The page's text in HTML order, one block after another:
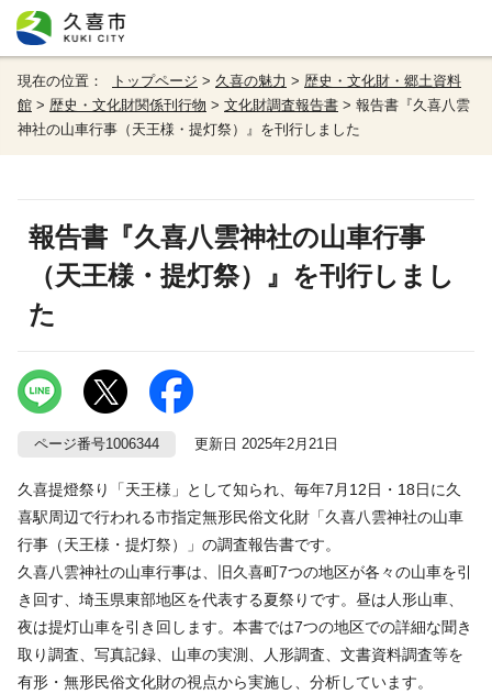
現在の位置： トップページ > 久喜の魅力 > 歴史・文化財・郷土資料
館 > 歴史・文化財関係刊行物 > 文化財調査報告書 > 報告書『久喜八雲
神社の山車行事（天王様・提灯祭）』を刊行しました
報告書『久喜八雲神社の山車行事
（天王様・提灯祭）』を刊行しまし
た
ページ番号1006344 更新日 2025年2月21日
久喜提燈祭り「天王様」として知られ、毎年7月12日・18日に久
喜駅周辺で行われる市指定無形民俗文化財「久喜八雲神社の山車
行事（天王様・提灯祭）」の調査報告書です。
久喜八雲神社の山車行事は、旧久喜町7つの地区が各々の山車を引
き回す、埼玉県東部地区を代表する夏祭りです。昼は人形山車、
夜は提灯山車を引き回します。本書では7つの地区での詳細な聞き
取り調査、写真記録、山車の実測、人形調査、文書資料調査等を
有形・無形民俗文化財の視点から実施し、分析しています。